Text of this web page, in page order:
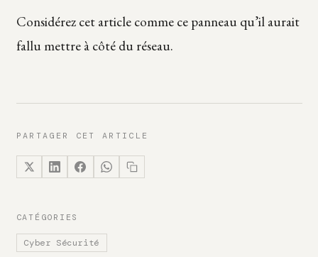
Considérez cet article comme ce panneau qu’il aurait
fallu mettre à côté du réseau.
PARTAGER CET ARTICLE
CATÉGORIES
Cyber Sécurité